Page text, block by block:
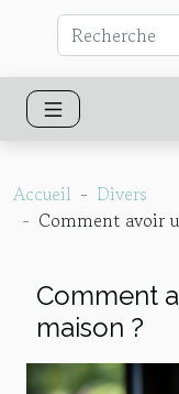
Accueil
Divers
Comment avoir
Comment
maison ?